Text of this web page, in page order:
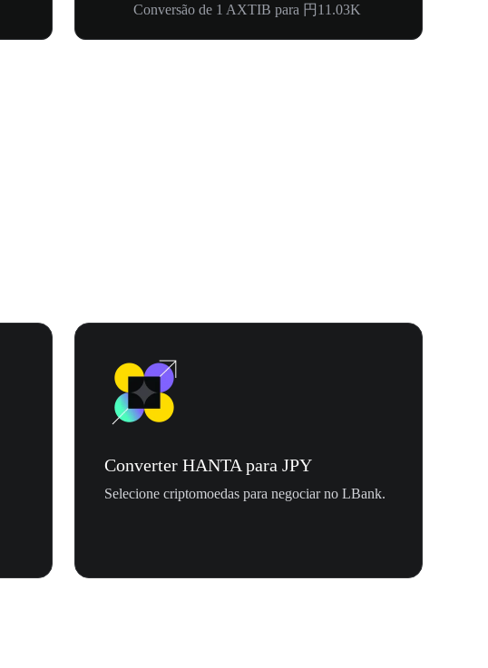
Conversão de 1 AXTIB para 円11.03K
Converter HANTA para JPY
Selecione criptomoedas para negociar no LBank.